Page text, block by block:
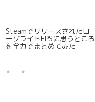
Steamでリリースされたロ
ーグライトFPSに思うところ
を全力でまとめてみた